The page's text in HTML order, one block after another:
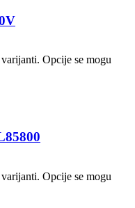
Opcije se mogu
Opcije se mogu